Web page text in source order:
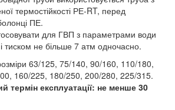
термостійкості РЕ-RT, перед
ПЕ.
для ГВП з параметрами води
тиском не більше 7 атм одночасно.
63/125, 75/140, 90/160, 110/180,
160/225, 180/250, 200/280, 225/315.
термін експлуатації: не менше 30